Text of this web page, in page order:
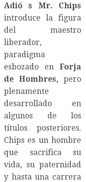
Adió
s Mr. Chips
introduce la figura
del maestro
liberador,
paradigma
esbozado en Forja
de Hombres, pero
plenamente
desarrollado en
algunos de los
títulos posteriores.
Chips es un hombre
que sacrifica su
vida, su paternidad
y hasta una carrera